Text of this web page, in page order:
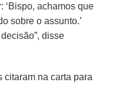
‘Bispo, achamos que
sobre o assunto.’
disse
citaram na carta para